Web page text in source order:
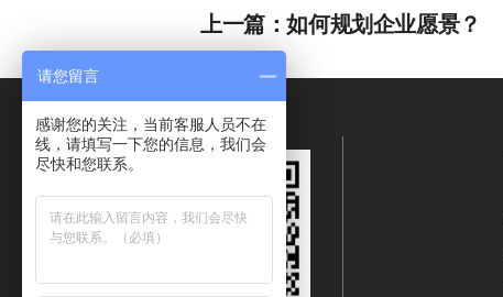
上一篇：如何规划企业愿景？
请您留言
感谢您的关注，当前客服人员不在
线，请填写一下您的信息，我们会
尽快和您联系。